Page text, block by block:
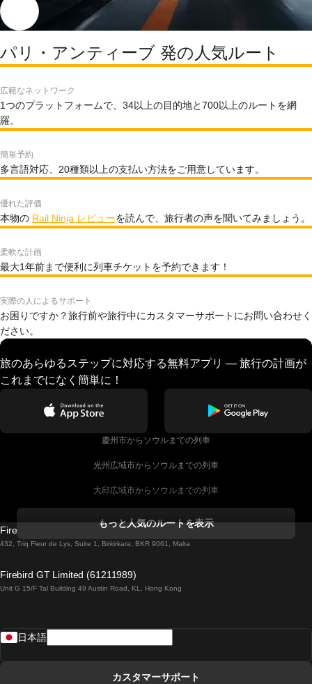
パリ・アンティーブ 発の人気ルート
広範なネットワーク
1つのプラットフォームで、34以上の目的地と700以上のルートを網
羅。
簡単予約
多言語対応、20種類以上の支払い方法をご用意しています。
優れた評価
本物の Rail Ninja レビューを読んで、旅行者の声を聞いてみましょう。
柔軟な計画
最大1年前まで便利に列車チケットを予約できます！
実際の人によるサポート
お困りですか？旅行前や旅行中にカスタマーサポートにお問い合わせく
ださい。
旅のあらゆるステップに対応する無料アプリ — 旅行の計画が
これまでになく簡単に！
慶州市からソウルまでの列車
光州広域市からソウルまでの列車
大邱広域市からソウルまでの列車
ダブリンからゴールウェイまでの列車
ローマからナポリまでの列車
もっと人気のルートを表示
Firebird GT Limited (OC 1451)
432, Triq Fleur de Lys, Suite 1, Birkirkara, BKR 9061, Malta
Firebird GT Limited (61211989)
Unit G 15/F Tal Building 49 Austin Road, KL, Hong Kong
日本語
カスタマーサポート